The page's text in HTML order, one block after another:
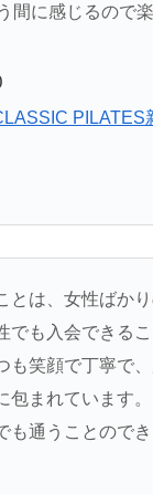
間に感じるので
PILATES
とは、女性ばか
でも入会できる
も笑顔で丁寧で
包まれています
も通うことので